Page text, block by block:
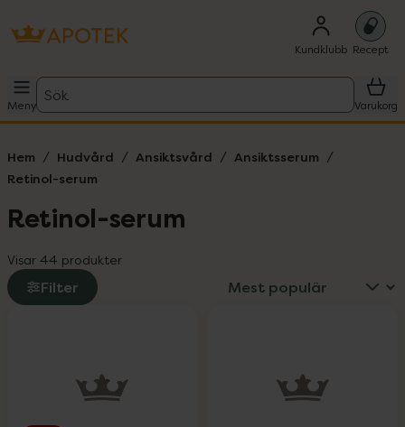
Kundklubb Recept
Meny
Sök
Varukorg
Hem Hudvård Ansiktsvård
Ansiktsserum
Retinol-serum
Retinol-serum
Visar 44 produkter
Filter